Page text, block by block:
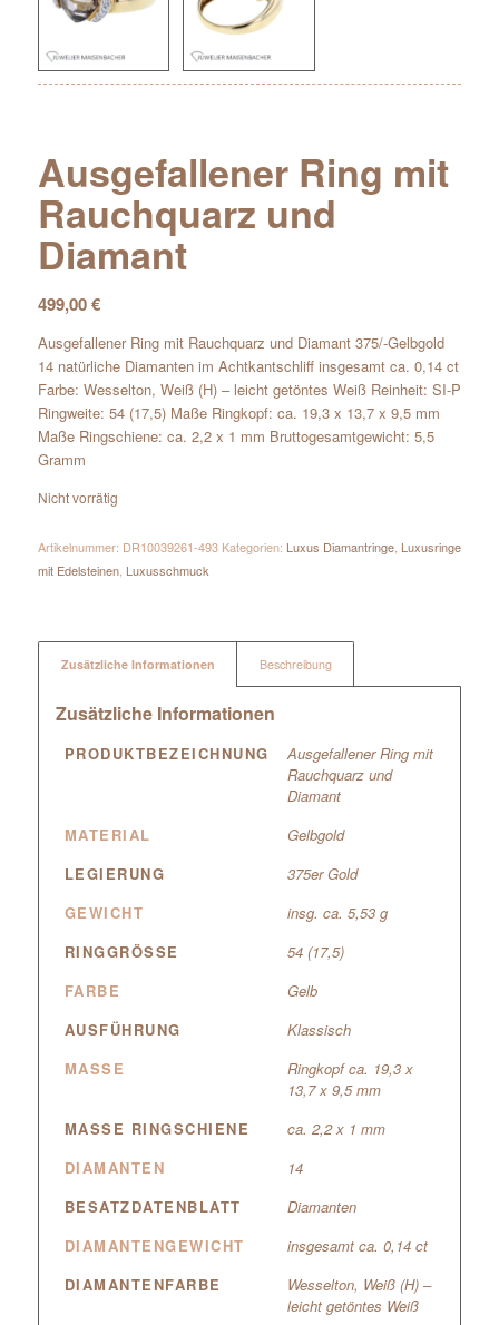
Ausgefallener Ring mit
Rauchquarz und
Diamant
499,00€
Ausgefallener Ring mit Rauchquarz und Diamant 375/-Gelbgold
14 natürliche Diamanten im Achtkantschliff insgesamt ca. 0,14 ct
Farbe: Wesselton, Weiß (H) – leicht getöntes Weiß Reinheit: SI-P
Ringweite: 54 (17,5) Maße Ringkopf: ca. 19,3 x 13,7 x 9,5 mm
Maße Ringschiene: ca. 2,2 x 1 mm Bruttogesamtgewicht: 5,5
Gramm
Nicht vorrätig
Artikelnummer: DR10039261-493 Kategorien: Luxus Diamantringe, Luxusringe
mit Edelsteinen, Luxusschmuck
Zusätzliche Informationen Beschreibung
Zusätzliche Informationen
PRODUKTBEZEICHNUNG
Ausgefallener Ring mit
Rauchquarz und
Diamant
MATERIAL
Gelbgold
LEGIERUNG
375er Gold
GEWICHT
insg. ca. 5,53 g
RINGGRÖSSE
54 (17,5)
FARBE
Gelb
AUSFÜHRUNG
Klassisch
MASSE
Ringkopf ca. 19,3 x
13,7 x 9,5 mm
MASSE RINGSCHIENE
ca. 2,2 x 1 mm
DIAMANTEN
14
BESATZDATENBLATT
Diamanten
DIAMANTENGEWICHT
insgesamt ca. 0,14 ct
DIAMANTENFARBE
Wesselton, Weiß (H) –
leicht getöntes Weiß